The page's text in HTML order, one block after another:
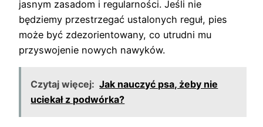
jasnym zasadom i regularności. Jeśli nie
będziemy przestrzegać ustalonych reguł, pies
może być zdezorientowany, co utrudni mu
przyswojenie nowych nawyków.
Czytaj więcej: Jak nauczyć psa, żeby nie
uciekał z podwórka?